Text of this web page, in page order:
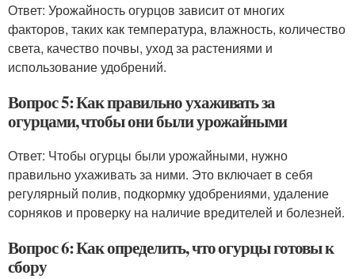
Ответ: Урожайность огурцов зависит от многих
факторов, таких как температура, влажность, количество
света, качество почвы, уход за растениями и
использование удобрений.
Вопрос 5: Как правильно ухаживать за
огурцами, чтобы они были урожайными
Ответ: Чтобы огурцы были урожайными, нужно
правильно ухаживать за ними. Это включает в себя
регулярный полив, подкормку удобрениями, удаление
сорняков и проверку на наличие вредителей и болезней.
Вопрос 6: Как определить, что огурцы готовы к
сбору